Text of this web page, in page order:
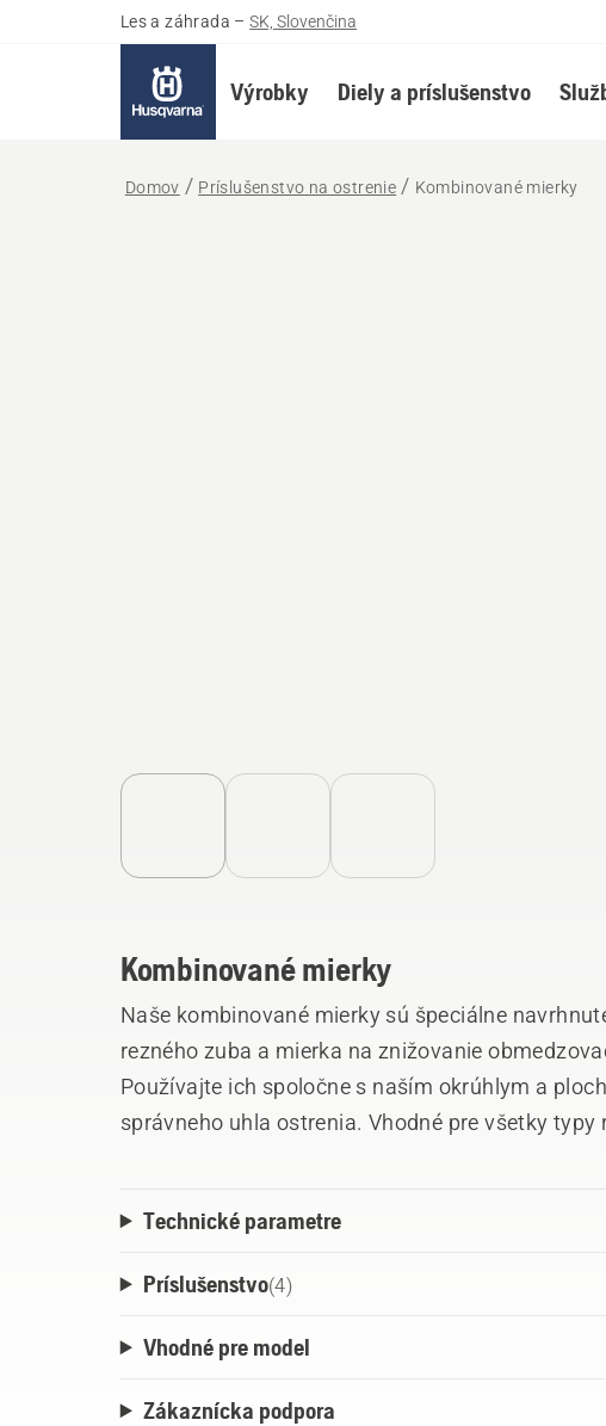
Les a záhrada – SK, Slovenčina
Výrobky Diely a príslušenstvo
Domov Príslušenstvo na ostrenie Kombinované mierky
Kombinované mierky
Naše kombinované mierky sú špeciálne
rezného zuba a mierka na znižovanie
Používajte ich spoločne s naším okrúhlym a
správneho uhla ostrenia. Vhodné pre všetky typy
Technické parametre
Príslušenstvo(4)
Vhodné pre model
Zákaznícka podpora